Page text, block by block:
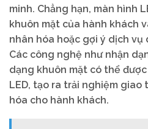
minh. Chẳng hạn, màn hình
khuôn mặt của hành khách
nhân hóa hoặc gợi ý dịch
Các công nghệ như nhận
dạng khuôn mặt có thể
LED, tạo ra trải nghiệm giao
hóa cho hành khách.